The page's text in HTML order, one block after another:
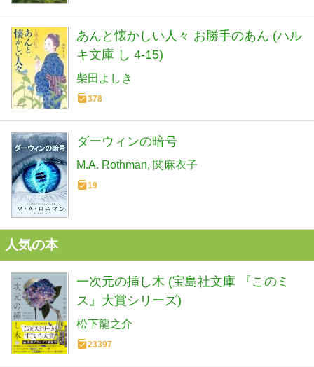
あんと懐かしい人々 お勝手のあん (ハル
キ文庫 し 4-15)
柴田よしき
378
ダーウィンの暗号
M.A. Rothman 関麻衣子
19
人気の本
一次元の挿し木 (宝島社文庫 『このミ
ス』大賞シリーズ)
松下龍之介
23397